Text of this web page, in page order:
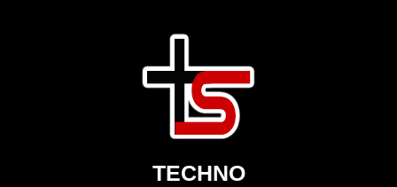
TECHNO